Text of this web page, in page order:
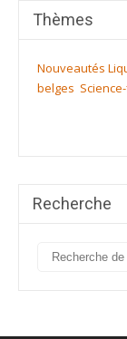
Thèmes
Nouveautés
belges
Recherche
Recherche